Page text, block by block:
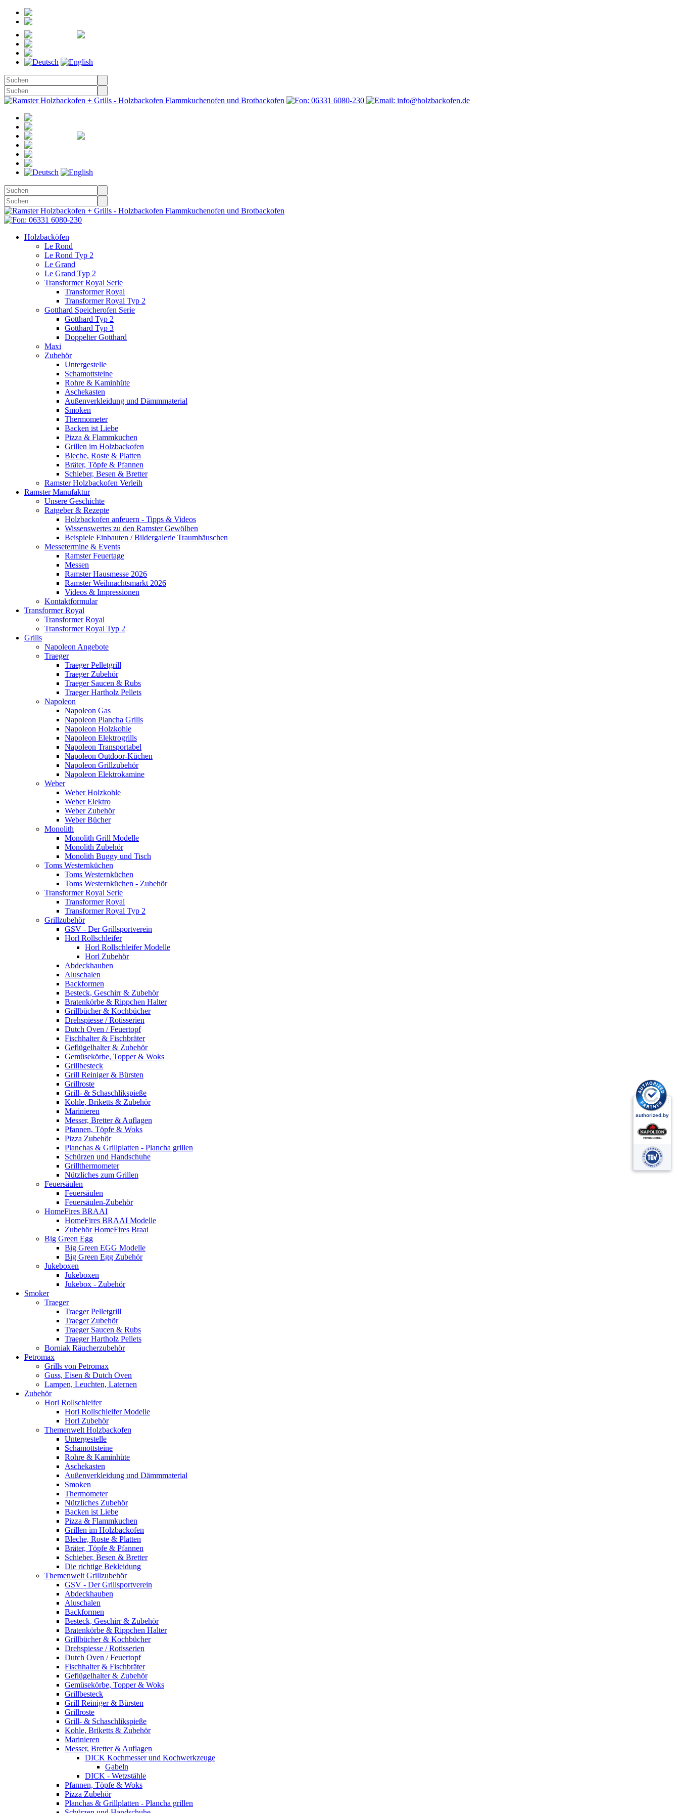
Holzbacköfen
Le Rond
Le Rond Typ 2
Le Grand
Le Grand Typ 2
Transformer Royal Serie
Transformer Royal
Transformer Royal Typ 2
Gotthard Speicherofen Serie
Gotthard Typ 2
Gotthard Typ 3
Doppelter Gotthard
Maxi
Zubehör
Untergestelle
Schamottsteine
Rohre & Kaminhüte
Aschekasten
Außenverkleidung und Dämmmaterial
Smoken
Thermometer
Backen ist Liebe
Pizza & Flammkuchen
Grillen im Holzbackofen
Bleche, Roste & Platten
Bräter, Töpfe & Pfannen
Schieber, Besen & Bretter
Ramster Holzbackofen Verleih
Ramster Manufaktur
Unsere Geschichte
Ratgeber & Rezepte
Holzbackofen anfeuern - Tipps & Videos
Wissenswertes zu den Ramster Gewölben
Beispiele Einbauten / Bildergalerie Traumhäuschen
Messetermine & Events
Ramster Feuertage
Messen
Ramster Hausmesse 2026
Ramster Weihnachtsmarkt 2026
Videos & Impressionen
Kontaktformular
Transformer Royal
Transformer Royal
Transformer Royal Typ 2
Grills
Napoleon Angebote
Traeger
Traeger Pelletgrill
Traeger Zubehör
Traeger Saucen & Rubs
Traeger Hartholz Pellets
Napoleon
Napoleon Gas
Napoleon Plancha Grills
Napoleon Holzkohle
Napoleon Elektrogrills
Napoleon Transportabel
Napoleon Outdoor-Küchen
Napoleon Grillzubehör
Napoleon Elektrokamine
Weber
Weber Holzkohle
Weber Elektro
Weber Zubehör
Weber Bücher
Monolith
Monolith Grill Modelle
Monolith Zubehör
Monolith Buggy und Tisch
Toms Westernküchen
Toms Westernküchen
Toms Westernküchen - Zubehör
Transformer Royal Serie
Transformer Royal
Transformer Royal Typ 2
Grillzubehör
GSV - Der Grillsportverein
Horl Rollschleifer
Horl Rollschleifer Modelle
Horl Zubehör
Abdeckhauben
Aluschalen
Backformen
Besteck, Geschirr & Zubehör
Bratenkörbe & Rippchen Halter
Grillbücher & Kochbücher
Drehspiesse / Rotisserien
Dutch Oven / Feuertopf
Fischhalter & Fischbräter
Geflügelhalter & Zubehör
Gemüsekörbe, Topper & Woks
Grillbesteck
Grill Reiniger & Bürsten
Grillroste
Grill- & Schaschlikspieße
Kohle, Briketts & Zubehör
Marinieren
Messer, Bretter & Auflagen
Pfannen, Töpfe & Woks
Pizza Zubehör
Planchas & Grillplatten - Plancha grillen
Schürzen und Handschuhe
Grillthermometer
Nützliches zum Grillen
Feuersäulen
Feuersäulen
Feuersäulen-Zubehör
HomeFires BRAAI
HomeFires BRAAI Modelle
Zubehör HomeFires Braai
Big Green Egg
Big Green EGG Modelle
Big Green Egg Zubehör
Jukeboxen
Jukeboxen
Jukebox - Zubehör
Smoker
Traeger
Traeger Pelletgrill
Traeger Zubehör
Traeger Saucen & Rubs
Traeger Hartholz Pellets
Borniak Räucherzubehör
Petromax
Grills von Petromax
Guss, Eisen & Dutch Oven
Lampen, Leuchten, Laternen
Zubehör
Horl Rollschleifer
Horl Rollschleifer Modelle
Horl Zubehör
Themenwelt Holzbackofen
Untergestelle
Schamottsteine
Rohre & Kaminhüte
Aschekasten
Außenverkleidung und Dämmmaterial
Smoken
Thermometer
Nützliches Zubehör
Backen ist Liebe
Pizza & Flammkuchen
Grillen im Holzbackofen
Bleche, Roste & Platten
Bräter, Töpfe & Pfannen
Schieber, Besen & Bretter
Die richtige Bekleidung
Themenwelt Grillzubehör
GSV - Der Grillsportverein
Abdeckhauben
Aluschalen
Backformen
Besteck, Geschirr & Zubehör
Bratenkörbe & Rippchen Halter
Grillbücher & Kochbücher
Drehspiesse / Rotisserien
Dutch Oven / Feuertopf
Fischhalter & Fischbräter
Geflügelhalter & Zubehör
Gemüsekörbe, Topper & Woks
Grillbesteck
Grill Reiniger & Bürsten
Grillroste
Grill- & Schaschlikspieße
Kohle, Briketts & Zubehör
Marinieren
Messer, Bretter & Auflagen
DICK Kochmesser und Kochwerkzeuge
Gabeln
DICK - Wetzstähle
Pfannen, Töpfe & Woks
Pizza Zubehör
Planchas & Grillplatten - Plancha grillen